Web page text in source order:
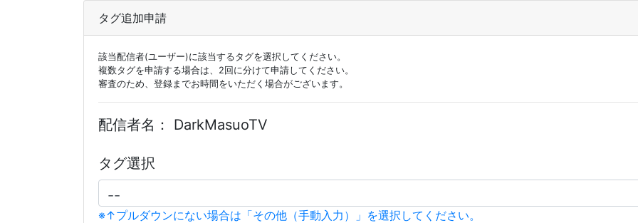
タグ追加申請
該当配信者(ユーザー)に該当するタグを選択してください。
複数タグを申請する場合は、2回に分けて申請してください。
審査のため、登録までお時間をいただく場合がございます。
配信者名： DarkMasuoTV
タグ選択
※↑プルダウンにない場合は「その他（手動入力）」を選択してください。